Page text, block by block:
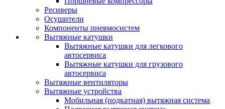
Ресиверы
Осушители
Компоненты пневмосистем
Вытяжные катушки
Вытяжные катушки для легкового
автосервиса
Вытяжные катушки для грузового
автосервиса
Вытяжные вентиляторы
Вытяжные устройства
Мобильная (подкатная) вытяжная система